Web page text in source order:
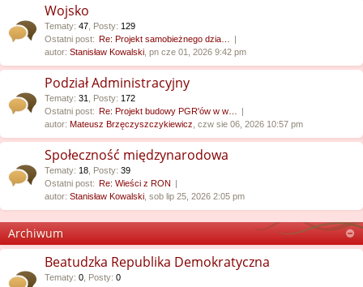
Wojsko
Tematy: 47 Posty: 129
Ostatni post: Re: Projekt samobieżnego dzia…
autor: Stanisław Kowalski , pn cze 01, 2026 9:42 pm
Podział Administracyjny
Tematy: 31 Posty: 172
Ostatni post: Re: Projekt budowy PGR'ów w w…
autor: Mateusz Brzęczyszczykiewicz , czw sie 06, 2026 10:57 pm
Społeczność międzynarodowa
Tematy: 18 Posty: 39
Ostatni post: Re: Wieści z RON
autor: Stanisław Kowalski , sob lip 25, 2026 2:05 pm
Archiwum
Beatudzka Republika Demokratyczna
Tematy: 0 Posty: 0